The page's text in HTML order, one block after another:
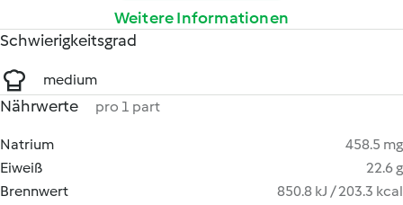
Weitere Informationen
Schwierigkeitsgrad
medium
Nährwerte pro 1 part
Natrium
458.5 mg
Eiweiß
22.6 g
Brennwert
850.8 kJ / 203.3 kcal